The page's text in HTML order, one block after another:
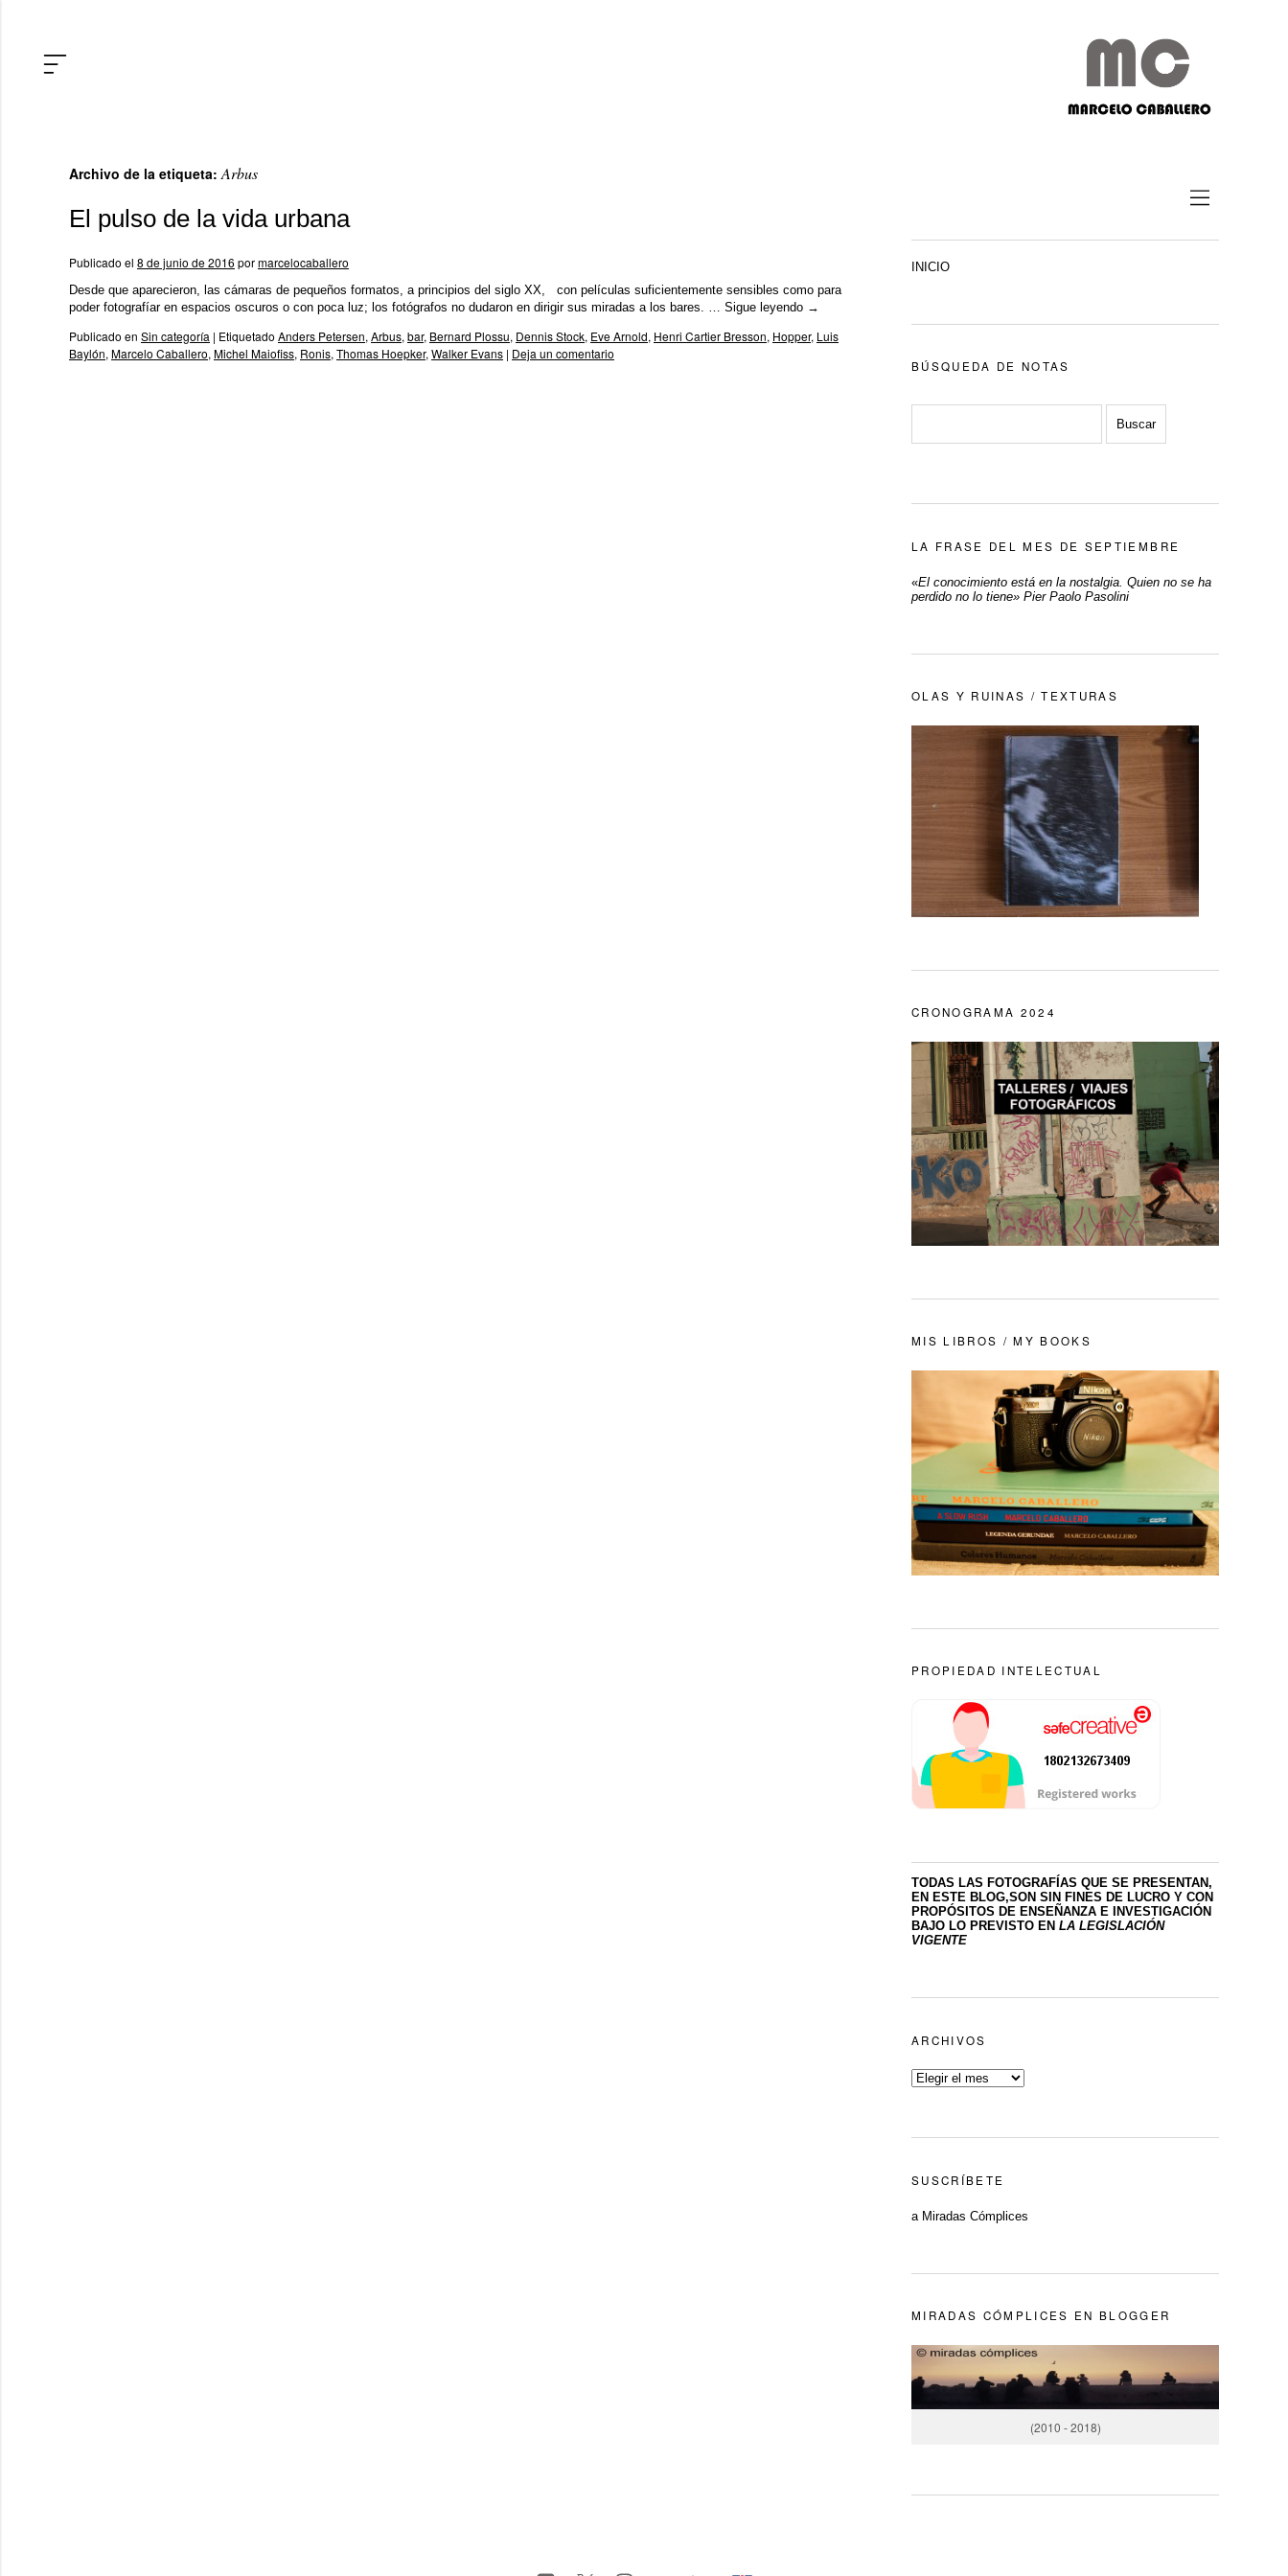
Archivo de la etiqueta:Arbus
El pulso de la vida urbana
Publicado el 8 de junio de 2016 pormarcelocaballero
Desde que aparecieron, las cámaras de pequeños formatos, a principios del siglo XX, con películas suficientemente sensibles como para
poder fotografíar en espacios oscuros o con poca luz; los fotógrafos no dudaron en dirigir sus miradas a los bares. … Sigue leyendo →
Publicado en Sin categoría | Etiquetado Anders Petersen, Arbus, bar, Bernard Plossu, Dennis Stock, Eve Arnold, Henri Cartier Bresson, Hopper, Luis
Baylón, Marcelo Caballero, Michel Maiofiss, Ronis, Thomas Hoepker, Walker Evans | Deja un comentario
INICIO
BÚSQUEDA DE NOTAS
LA FRASE DEL MES DE SEPTIEMBRE
«El conocimiento está en la nostalgia. Quien no se ha
perdido no lo tiene» Pier Paolo Pasolini
OLAS Y RUINAS / TEXTURAS
CRONOGRAMA 2024
MIS LIBROS / MY BOOKS
PROPIEDAD INTELECTUAL
TODAS LAS FOTOGRAFÍAS QUE SE PRESENTAN,
EN ESTE BLOG,SON SIN FINES DE LUCRO Y CON
PROPÓSITOS DE ENSEÑANZA E INVESTIGACIÓN
BAJO LO PREVISTO EN LA LEGISLACIÓN
VIGENTE
ARCHIVOS
SUSCRÍBETE
a Miradas Cómplices
MIRADAS CÓMPLICES EN BLOGGER
(2010 - 2018)